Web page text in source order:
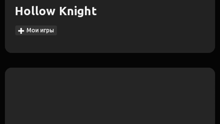
Hollow Knight
Мои игры